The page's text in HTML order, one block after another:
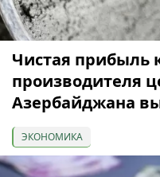
Чистая прибыль
производителя
Азербайджана
ЭКОНОМИКА